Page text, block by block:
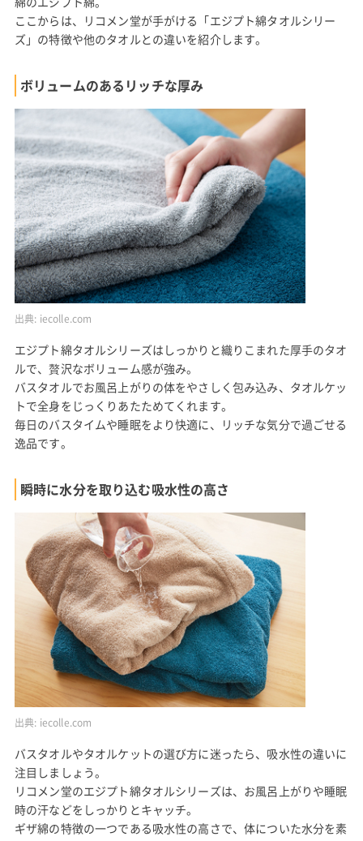
ここからは、リコメン堂が手がける「エジプト綿タオルシリー
ズ」の特徴や他のタオルとの違いを紹介します。
ボリュームのあるリッチな厚み
出典: iecolle.com
エジプト綿タオルシリーズはしっかりと織りこまれた厚手のタオ
ルで、贅沢なボリューム感が強み。
バスタオルでお風呂上がりの体をやさしく包み込み、タオルケッ
トで全身をじっくりあたためてくれます。
毎日のバスタイムや睡眠をより快適に、リッチな気分で過ごせる
逸品です。
瞬時に水分を取り込む吸水性の高さ
出典: iecolle.com
バスタオルやタオルケットの選び方に迷ったら、吸水性の違いに
注目しましょう。
リコメン堂のエジプト綿タオルシリーズは、お風呂上がりや睡眠
時の汗などをしっかりとキャッチ。
ギザ綿の特徴の一つである吸水性の高さで、体についた水分を素